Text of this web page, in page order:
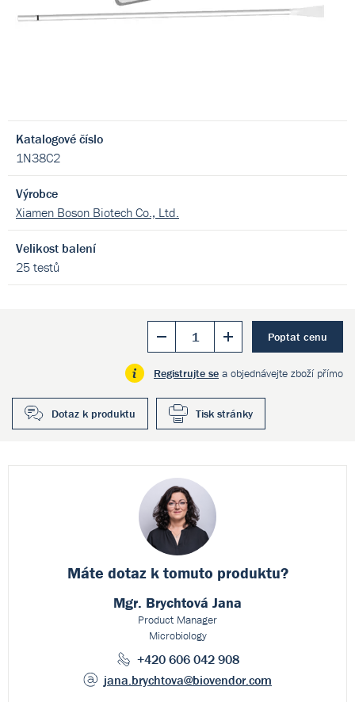
Katalogové číslo
1N38C2
Výrobce
Xiamen Boson Biotech Co., Ltd.
Velikost balení
25 testů
Poptat cenu
Registrujte se a objednávejte zboží přímo
Dotaz k produktu Tisk stránky
Máte dotaz k tomuto produktu?
Mgr. Brychtová Jana
Product Manager
Microbiology
+420 606 042 908
jana.brychtova@biovendor.com